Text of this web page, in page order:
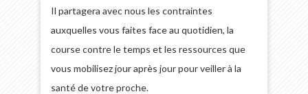
Il partagera avec nous les contraintes
auxquelles vous faites face au quotidien, la
course contre le temps et les ressources que
vous mobilisez jour après jour pour veiller à la
santé de votre proche.